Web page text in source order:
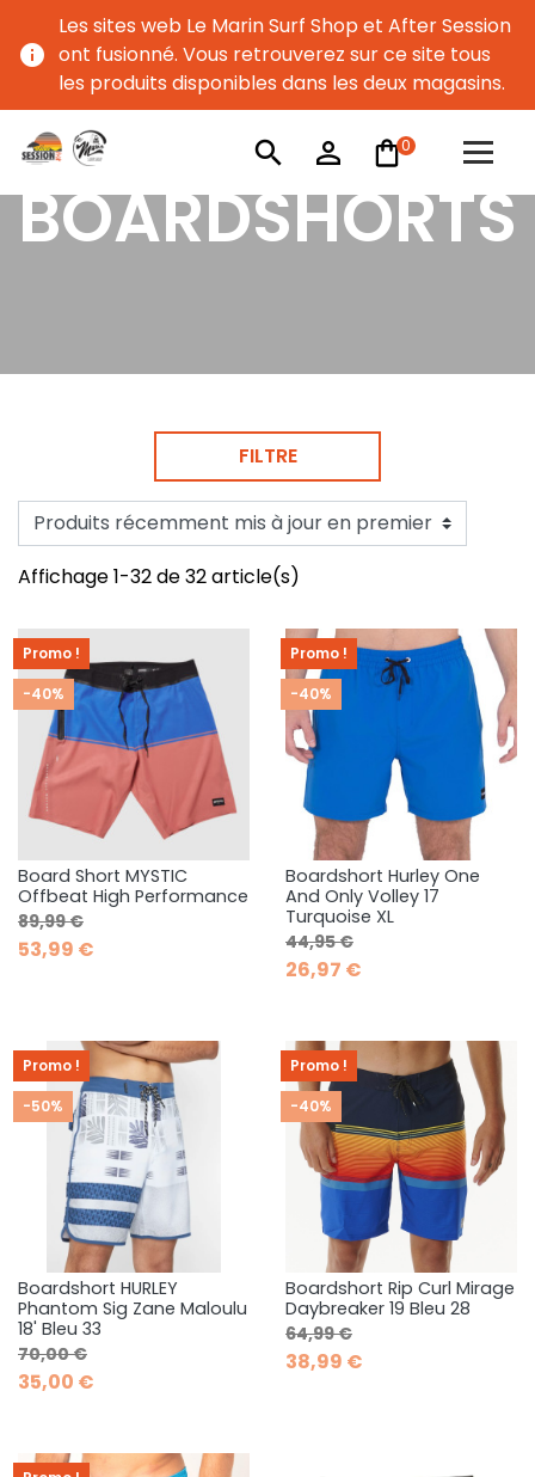
info
Les sites web Le Marin Surf Shop et After Session
ont fusionné. Vous retrouverez sur ce site tous
les produits disponibles dans les deux magasins.
search person_outline 0
BOARDSHORTS
FILTRE
Affichage 1-32 de 32 article(s)
Board Short MYSTIC
Offbeat High Performance
Prix de base
89,99 €Prix
53,99 €
Promo !
-40%
Boardshort Hurley One
And Only Volley 17
Turquoise XL
Prix de base
44,95 €Prix
26,97 €
Promo !
-40%
Boardshort HURLEY
Phantom Sig Zane Maloulu
18' Bleu 33
Prix de base
70,00 €Prix
35,00 €
Promo !
-50%
Boardshort Rip Curl Mirage
Daybreaker 19 Bleu 28
Prix de base
64,99 €Prix
38,99 €
Promo !
-40%